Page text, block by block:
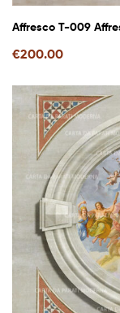
Affresco T-009
€200.00